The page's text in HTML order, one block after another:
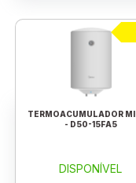
TERMOACUMULADOR
- D50-15FA5
DISPONÍVEL